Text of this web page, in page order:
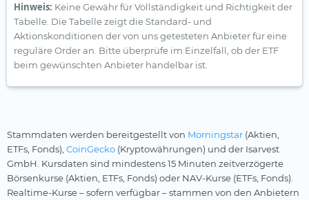
Hinweis: Keine Gewähr für Vollständigkeit und Richtigkeit der
Tabelle. Die Tabelle zeigt die Standard- und
Aktionskonditionen der von uns getesteten Anbieter für eine
reguläre Order an. Bitte überprüfe im Einzelfall, ob der ETF
beim gewünschten Anbieter handelbar ist.
Stammdaten werden bereitgestellt von Morningstar (Aktien,
ETFs, Fonds), CoinGecko (Kryptowährungen) und der Isarvest
GmbH. Kursdaten sind mindestens 15 Minuten zeitverzögerte
Börsenkurse (Aktien, ETFs, Fonds) oder NAV-Kurse (ETFs, Fonds).
Realtime-Kurse – sofern verfügbar – stammen von den Anbietern